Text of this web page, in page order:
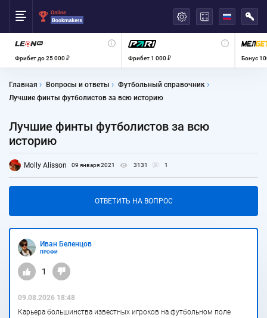
Фрибет до 25 000 ₽ Фрибет 1 000 ₽ Бонус
Главная Вопросы и ответы
Футбольный справочник
Лучшие финты футболистов за всю историю
Лучшие финты футболистов за всю
историю
Molly Alisson 09 января 2021 3131 1
ОТВЕТИТЬ НА ВОПРОС
Иван Беленцов
ПРОФИ
1
09.08.2026 18:48
Карьера большинства известных игроков на футбольном поле